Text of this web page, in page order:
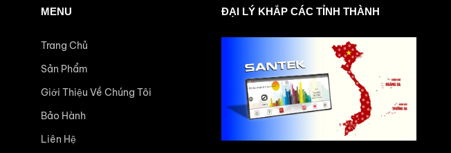
MENU
Trang Chủ
Sản Phẩm
Giới Thiệu Về Chúng Tôi
Bảo Hành
Liên Hệ
ĐẠI LÝ KHẮP CÁC TỈNH THÀNH